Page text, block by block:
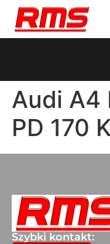
Audi A4
PD 170
Szybki kontakt: